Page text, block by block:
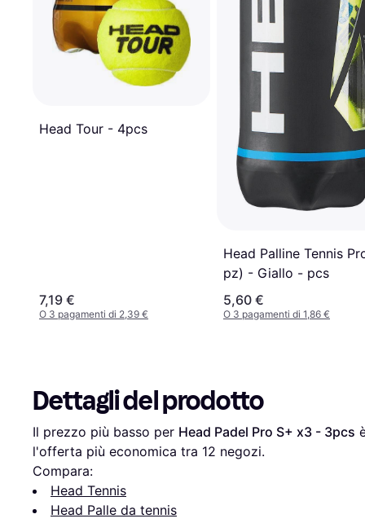
Head Tour - 4pcs
7,19 €
O 3 pagamenti di 2,39 €
Head Palline Tennis
pz) - Giallo - pcs
5,60 €
O 3 pagamenti di 1,86 €
Dettagli del prodotto
Il prezzo più basso per Head Padel Pro S+ x3 - 3pcs
l'offerta più economica tra 12 negozi.
Compara:
Head Tennis
Head Palle da tennis